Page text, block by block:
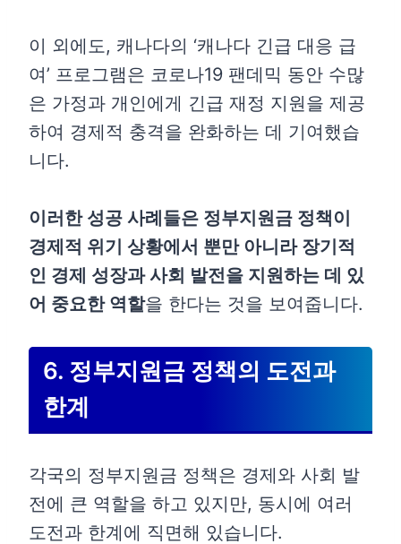
이 외에도, 캐나다의 ‘캐나다 긴급 대응 급
여’ 프로그램은 코로나19 팬데믹 동안 수많
은 가정과 개인에게 긴급 재정 지원을 제공
하여 경제적 충격을 완화하는 데 기여했습
니다.
이러한 성공 사례들은 정부지원금 정책이
경제적 위기 상황에서 뿐만 아니라 장기적
인 경제 성장과 사회 발전을 지원하는 데 있
어 중요한 역할을 한다는 것을 보여줍니다.
6. 정부지원금 정책의 도전과
한계
각국의 정부지원금 정책은 경제와 사회 발
전에 큰 역할을 하고 있지만, 동시에 여러
도전과 한계에 직면해 있습니다.